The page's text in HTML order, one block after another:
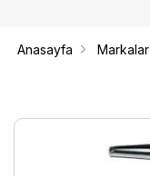
Anasayfa Markalar